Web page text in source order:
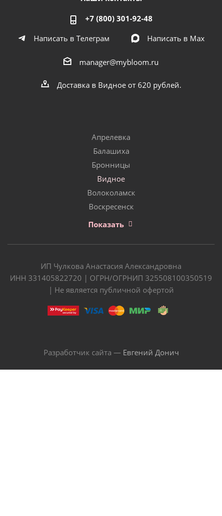
+7 (800) 301-92-48
Написать в Телеграм
Написать в Мах
manager@mybloom.ru
Доставка в Видное от 620 рублей.
Апрелевка
Балашиха
Бронницы
Видное
Волоколамск
Воскресенск
Показать
ИП Чулкова Анастасия Александровна
ИНН 331405822720 | ОГРН/ОГРНИП 325508100350519
| Не является публичной офертой
Разработчик сайта — Евгений Донич